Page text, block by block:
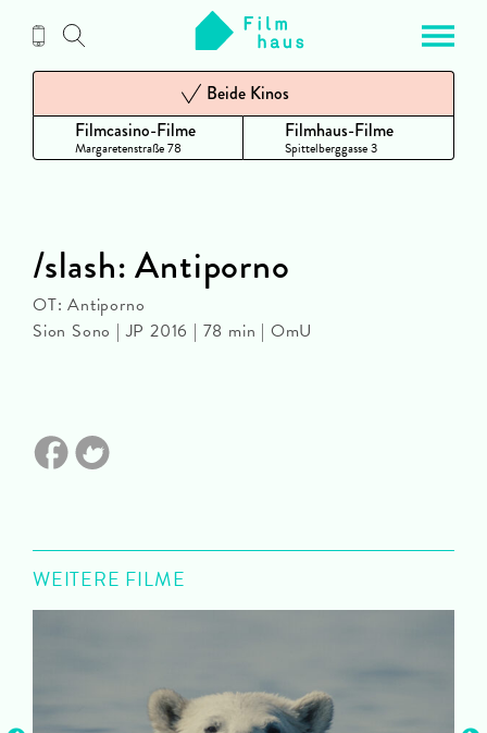
Inhalt
Filmcasino-Filme
Margaretenstraße 78
Beide Kinos
Filmhaus-Filme
Spittelberggasse 3
/slash: Antiporno
OT: Antiporno
Sion Sono | JP 2016 | 78 min | OmU
WEITERE FILME